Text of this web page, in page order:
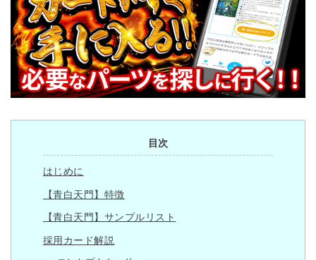
目次
はじめに
【青白天門】特徴
【青白天門】サンプルリスト
採用カード解説